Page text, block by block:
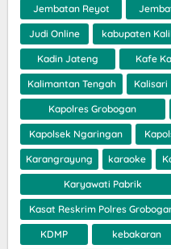
Jembatan Reyot
Judi Online kabupaten
Kadin Jateng Kafe
Kalimantan Tengah Kalisari
Kapolres Grobogan
Kapolsek Ngaringan
Karangrayung karaoke
Karyawati Pabrik
Kasat Reskrim Polres
KDMP kebakaran